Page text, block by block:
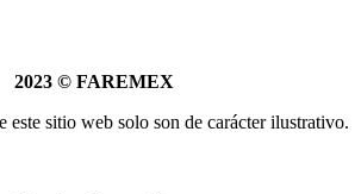
2023 © FAREMEX
este sitio web solo son de carácter ilustrativo.